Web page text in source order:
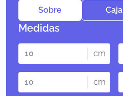
Sobre Caja
Medidas
cm
cm